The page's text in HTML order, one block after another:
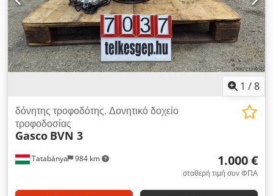
1 /8
Tatabánya 984 km
δόνητης τροφοδότης. Δονητικό δοχείο
τροφοδοσίας
Gasco BVN 3
1.000 €
σταθερή τιμή συν ΦΠΑ